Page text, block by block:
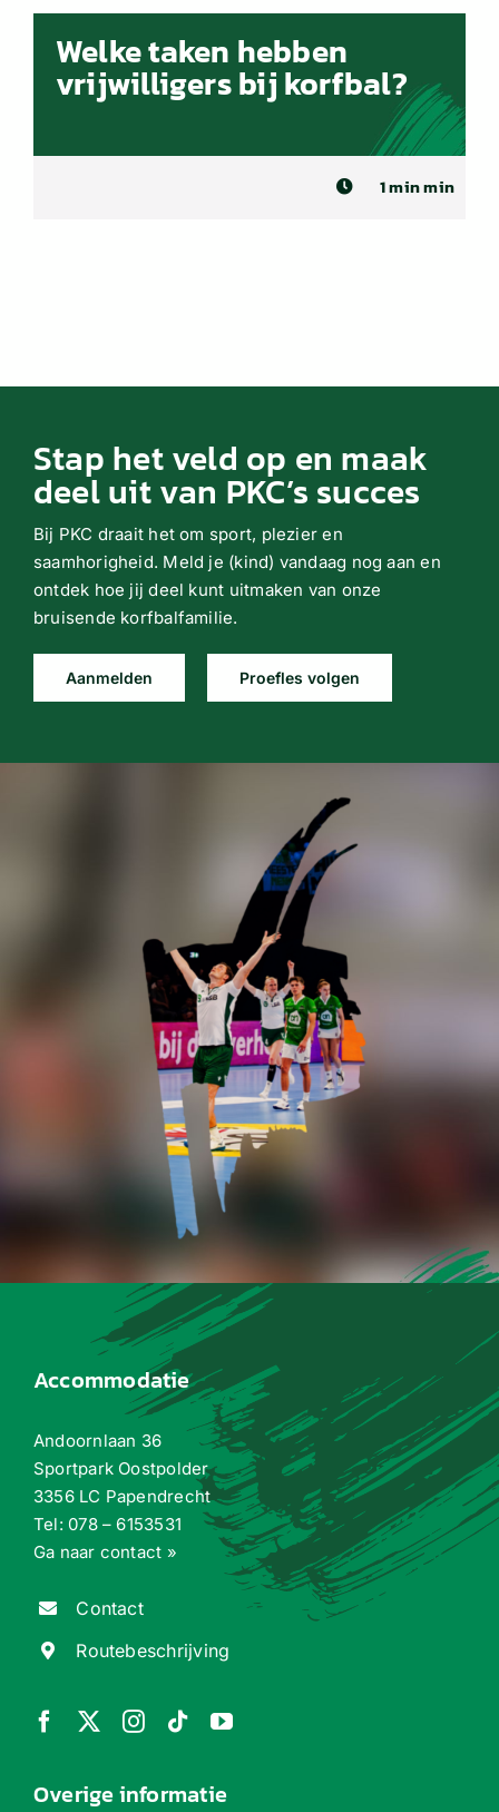
Welke taken hebben
vrijwilligers bij korfbal?
1 min min
Stap het veld op en maak
deel uit van PKC’s succes
Bij PKC draait het om sport, plezier en
saamhorigheid. Meld je (kind) vandaag nog aan en
ontdek hoe jij deel kunt uitmaken van onze
bruisende korfbalfamilie.
Aanmelden Proefles volgen
Accommodatie
Andoornlaan 36
Sportpark Oostpolder
3356 LC Papendrecht
Tel: 078 – 6153531
Ga naar contact »
Contact
Routebeschrijving
Overige informatie